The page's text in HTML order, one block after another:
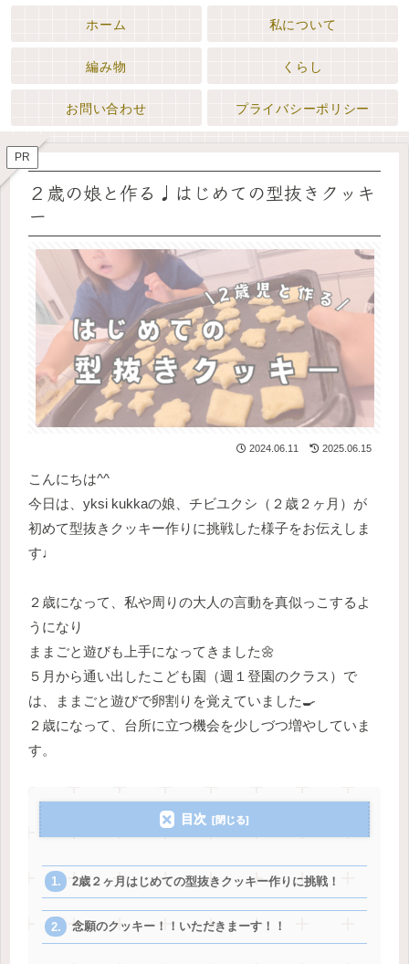
ホーム 私について
編み物 くらし
お問い合わせ プライバシーポリシー
PR
２歳の娘と作る♩はじめての型抜きクッキ
ー
2024.06.11 2025.06.15
こんにちは^^
今日は、yksi kukkaの娘、チビユクシ（２歳２ヶ月）が
初めて型抜きクッキー作りに挑戦した様子をお伝えしま
す♩
２歳になって、私や周りの大人の言動を真似っこするよ
うになり
ままごと遊びも上手になってきました🌼
５月から通い出したこども園（週１登園のクラス）で
は、ままごと遊びで卵割りを覚えていました🍳
２歳になって、台所に立つ機会を少しづつ増やしていま
す。
目次
2歳２ヶ月はじめての型抜きクッキー作りに挑戦！
念願のクッキー！！いただきまーす！！